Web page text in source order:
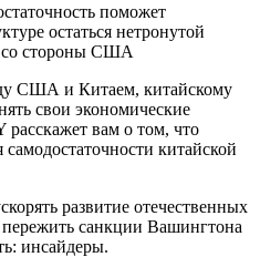
поможет
остаться нетронутой
со стороны США
США и Китаем, китайскому
свои экономические
вам о том, что
китайской
развитие отечественных
санкции Вашингтона
инсайдеры.